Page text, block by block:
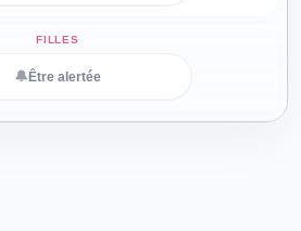
🔔 Être alertée